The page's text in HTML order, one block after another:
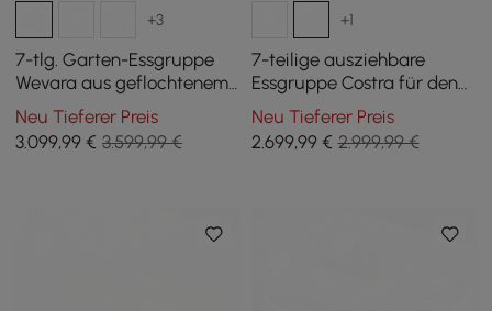
+3
7-tlg. Garten-Essgruppe
Wevara aus geflochtenem
Seil mit 6 Stühlen
Neu Tieferer Preis
3.099,99 € 3.599,99 €
+1
7-teilige ausziehbare
Essgruppe Costra für den
Außenbereich mit 6
geflochtenen Sesseln für 4
bis 6 Personen
Neu Tieferer Preis
2.699,99€ 2.999,99 €